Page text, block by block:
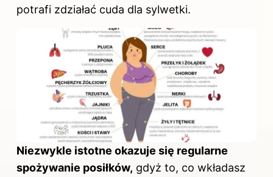
potrafi zdziałać cuda dla sylwetki.
Niezwykle istotne okazuje się regularne
spożywanie posiłków, gdyż to, co wkładasz